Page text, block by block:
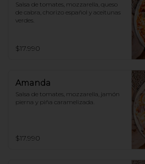
Salsa de tomates, mozzarella, queso
de cabra, chorizo español y aceitunas
verdes.
$17.990
Amanda
Salsa de tomates, mozzarella, jamón
pierna y piña caramelizada.
$17.990